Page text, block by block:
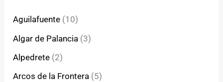
Aguilafuente (10)
Algar de Palancia (3)
Alpedrete (2)
Arcos de la Frontera (5)